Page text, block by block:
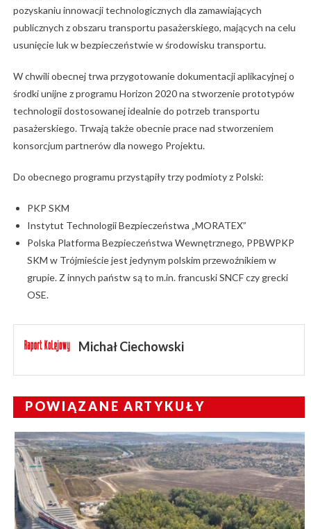
pozyskaniu innowacji technologicznych dla zamawiających
publicznych z obszaru transportu pasażerskiego, mających na celu
usunięcie luk w bezpieczeństwie w środowisku transportu.
W chwili obecnej trwa przygotowanie dokumentacji aplikacyjnej o
środki unijne z programu Horizon 2020 na stworzenie prototypów
technologii dostosowanej idealnie do potrzeb transportu
pasażerskiego. Trwają także obecnie prace nad stworzeniem
konsorcjum partnerów dla nowego Projektu.
Do obecnego programu przystąpiły trzy podmioty z Polski:
PKP SKM
Instytut Technologii Bezpieczeństwa „MORATEX”
Polska Platforma Bezpieczeństwa Wewnętrznego, PPBWPKP
SKM w Trójmieście jest jedynym polskim przewoźnikiem w
grupie. Z innych państw są to m.in. francuski SNCF czy grecki
OSE.
Michał Ciechowski
POWIĄZANE ARTYKUŁY